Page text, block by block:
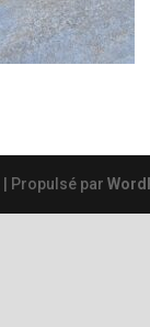
| Propulsé par